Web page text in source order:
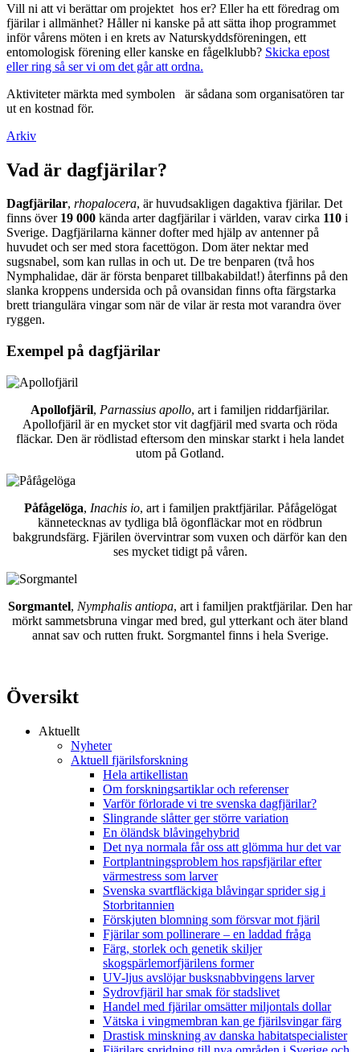
Vill ni att vi berättar om projektet hos er? Eller ha ett föredrag om
fjärilar i allmänhet? Håller ni kanske på att sätta ihop programmet
inför vårens möten i en krets av Naturskyddsföreningen, ett
entomologisk förening eller kanske en fågelklubb? Skicka epost
eller ring så ser vi om det går att ordna.
Aktiviteter märkta med symbolen
är sådana som organisatören tar
ut en kostnad för.
Arkiv
Vad är dagfjärilar?
Dagfjärilar, rhopalocera, är huvudsakligen dagaktiva fjärilar. Det
finns över 19 000 kända arter dagfjärilar i världen, varav cirka 110 i
Sverige. Dagfjärilarna känner dofter med hjälp av antenner på
huvudet och ser med stora facettögon. Dom äter nektar med
sugsnabel, som kan rullas in och ut. De tre benparen (två hos
Nymphalidae, där är första benparet tillbakabildat!) återfinns på den
slanka kroppens undersida och på ovansidan finns ofta färgstarka
brett triangulära vingar som när de vilar är resta mot varandra över
ryggen.
Exempel på dagfjärilar
Apollofjäril, Parnassius apollo, art i familjen riddarfjärilar.
Apollofjäril är en mycket stor vit dagfjäril med svarta och röda
fläckar. Den är rödlistad eftersom den minskar starkt i hela landet
utom på Gotland.
Påfågelöga, Inachis io, art i familjen praktfjärilar. Påfågelögat
kännetecknas av tydliga blå ögonfläckar mot en rödbrun
bakgrundsfärg. Fjärilen övervintrar som vuxen och därför kan den
ses mycket tidigt på våren.
Sorgmantel, Nymphalis antiopa, art i familjen praktfjärilar. Den har
mörkt sammetsbruna vingar med bred, gul ytterkant och äter bland
annat sav och rutten frukt. Sorgmantel finns i hela Sverige.
Översikt
Aktuellt
Nyheter
Aktuell fjärilsforskning
Hela artikellistan
Om forskningsartiklar och referenser
Varför förlorade vi tre svenska dagfjärilar?
Slingrande slåtter ger större variation
En öländsk blåvingehybrid
Det nya normala får oss att glömma hur det var
Fortplantningsproblem hos rapsfjärilar efter
värmestress som larver
Svenska svartfläckiga blåvingar sprider sig i
Storbritannien
Förskjuten blomning som försvar mot fjäril
Fjärilar som pollinerare – en laddad fråga
Färg, storlek och genetik skiljer
skogspärlemorfjärilens former
UV-ljus avslöjar busksnabbvingens larver
Sydrovfjäril har smak för stadslivet
Handel med fjärilar omsätter miljontals dollar
Vätska i vingmembran kan ge fjärilsvingar färg
Drastisk minskning av danska habitatspecialister